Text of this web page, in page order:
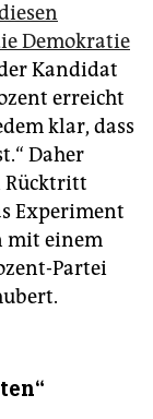
Demokratie
Kandidat
erreicht
klar, dass
Daher
Rücktritt
Experiment
mit einem
Partei